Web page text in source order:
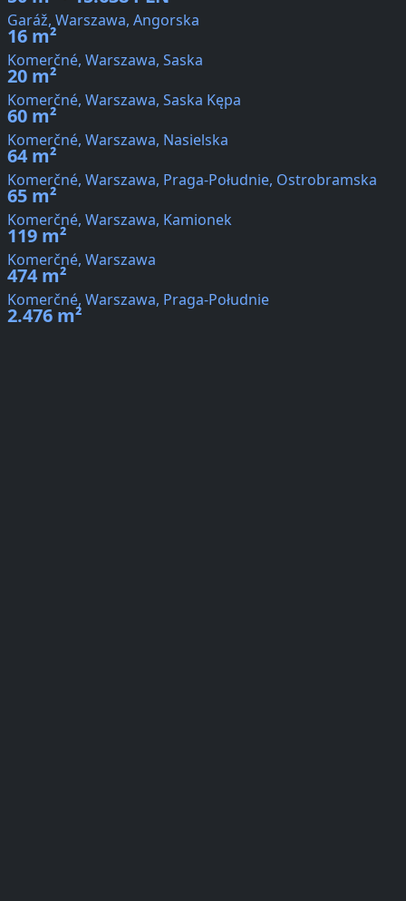
Garáž, Warszawa, Angorska
16 m²
Komerčné, Warszawa, Saska
20 m²
Komerčné, Warszawa, Saska Kępa
60 m²
Komerčné, Warszawa, Nasielska
64 m²
Komerčné, Warszawa, Praga-Południe, Ostrobramska
65 m²
Komerčné, Warszawa, Kamionek
119 m²
Komerčné, Warszawa
474 m²
Komerčné, Warszawa, Praga-Południe
2.476 m²